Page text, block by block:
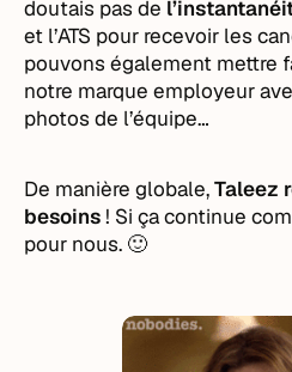
doutais pas de
et l’ATS pour recevoir les
pouvons également mettre
notre marque employeur
photos de l’équipe…
De manière globale,Taleez
besoins! Si ça continue
pour nous. 🙂